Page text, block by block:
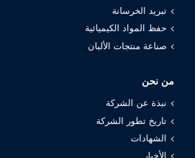
تبريد الخرسانة
حفظ المواد الكيميائية
صناعة منتجات الألبان
من نحن
نبذة عن الشركة
تاريخ تطور الشركة
الشهادات